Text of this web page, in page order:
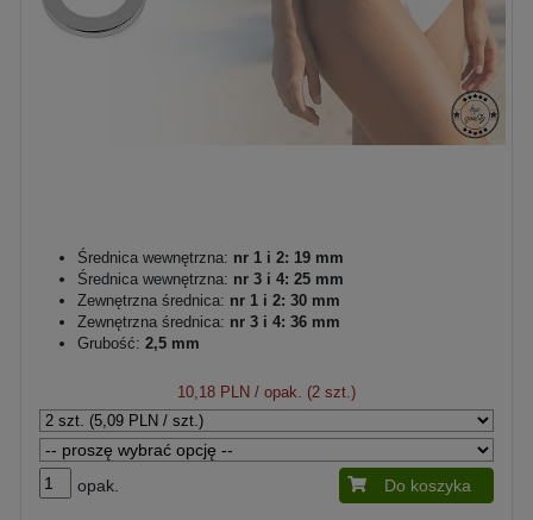
Średnica wewnętrzna: nr 1 i 2: 19 mm
Średnica wewnętrzna: nr 3 i 4: 25 mm
Zewnętrzna średnica: nr 1 i 2: 30 mm
Zewnętrzna średnica: nr 3 i 4: 36 mm
Grubość: 2,5 mm
10,18 PLN / opak. (2 szt.)
opak. Do koszyka